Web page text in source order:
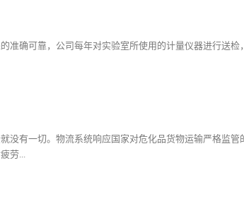
准确可靠，公司每年对实验室所使用的计量仪器进行送检
没有一切。物流系统响应国家对危化品货物运输严格监
劳...